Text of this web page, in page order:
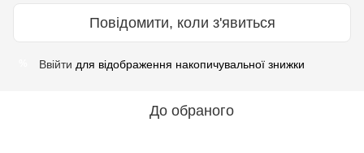
Повідомити, коли з'явиться
Ввійти для відображення накопичувальної знижки
До обраного